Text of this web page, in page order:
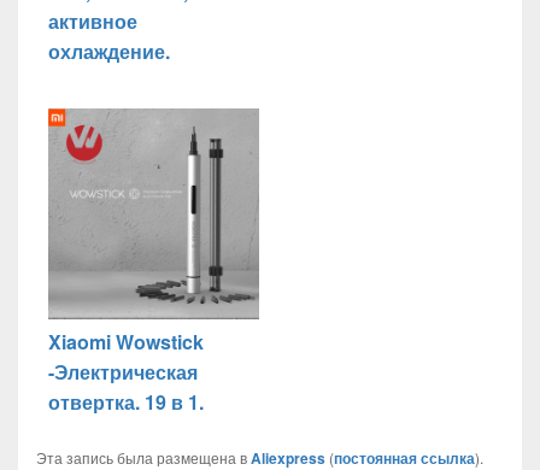
активное
охлаждение.
Xiaomi Wowstick
-Электрическая
отвертка. 19 в 1.
Эта запись была размещена вAliexpress (постоянная ссылка).